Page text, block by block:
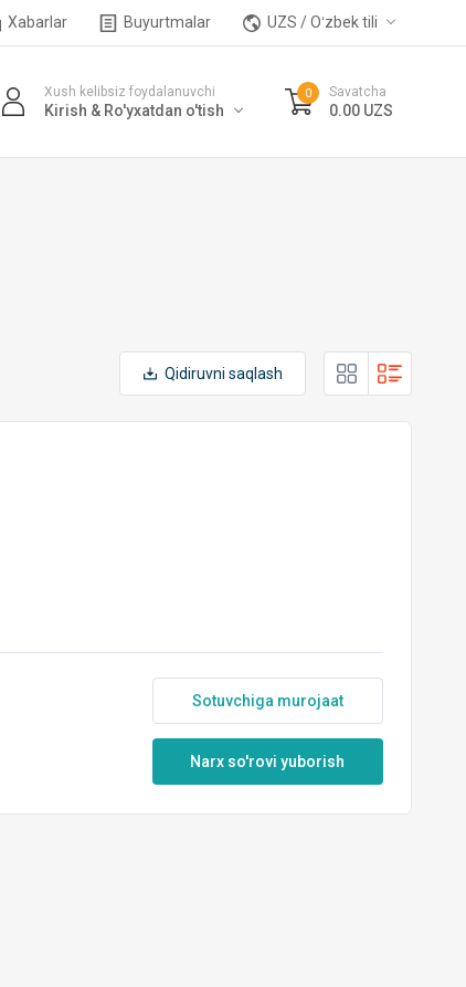
Xabarlar Buyurtmalar UZS / Oʻzbek tili
Xush kelibsiz foydalanuvchi
Kirish & Ro'yxatdan o'tish
0 Savatcha
0.00 UZS
Qidiruvni saqlash
Sotuvchiga murojaat
Narx so'rovi yuborish